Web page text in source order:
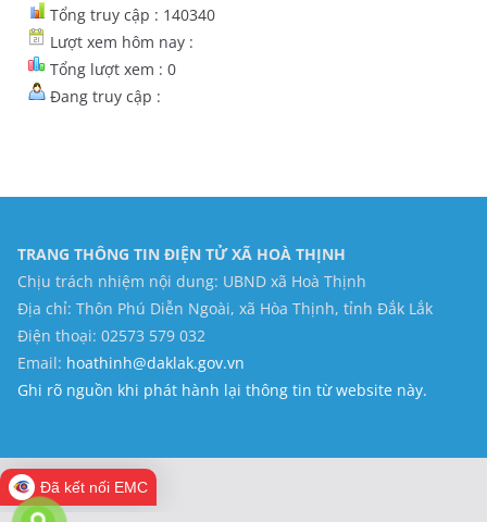
Tổng truy cập : 140340
Lượt xem hôm nay :
Tổng lượt xem : 0
Đang truy cập :
TRANG THÔNG TIN ĐIỆN TỬ XÃ HOÀ THỊNH
Chịu trách nhiệm nội dung: UBND xã Hoà Thịnh
Địa chỉ: Thôn Phú Diễn Ngoài, xã Hòa Thịnh, tỉnh Đắk Lắk
Điện thoại: 02573 579 032
Email: hoathinh@daklak.gov.vn
Ghi rõ nguồn khi phát hành lại thông tin từ website này.
Đã kết nối EMC